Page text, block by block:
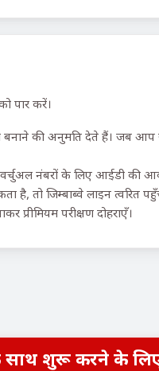
पार करें।
बनाने की अनुमति देते हैं। जब
वर्चुअल नंबरों के लिए आईडी की
है, तो जिम्बाब्वे लाइन त्वरित
प्रीमियम परीक्षण दोहराएँ।
साथ शुरू करने के